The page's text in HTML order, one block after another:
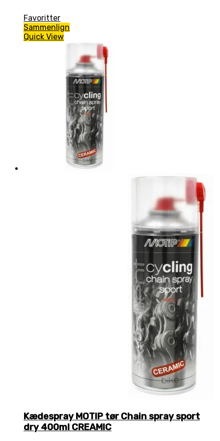
Favoritter
Sammenlign
Quick View
Kædespray MOTIP tør Chain spray sport
dry 400ml CREAMIC